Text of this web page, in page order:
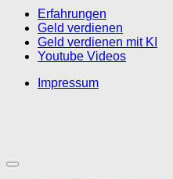
Erfahrungen
Geld verdienen
Geld verdienen mit KI
Youtube Videos
Impressum